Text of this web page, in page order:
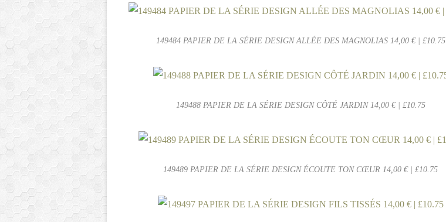
149484 PAPIER DE LA SÉRIE DESIGN ALLÉE DES MAGNOLIAS 14,00 € | £10.75
149488 PAPIER DE LA SÉRIE DESIGN CÔTÉ JARDIN 14,00 € | £10.75
149489 PAPIER DE LA SÉRIE DESIGN ÉCOUTE TON CŒUR 14,00 € | £10.75